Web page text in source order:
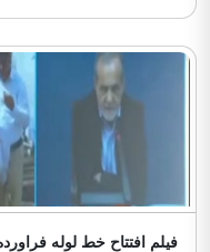
فيلم افتتاح خط لوله فراورده